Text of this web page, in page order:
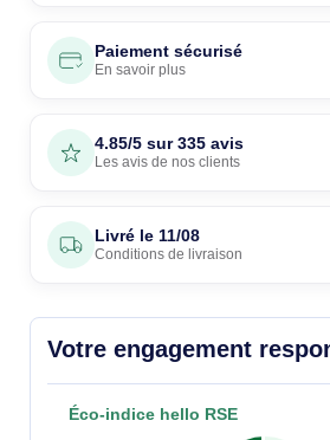
Paiement sécurisé
En savoir plus
4.85/5 sur 335 avis
Les avis de nos clients
Livré le 11/08
Conditions de livraison
Votre engagement
Éco-indice hello RSE